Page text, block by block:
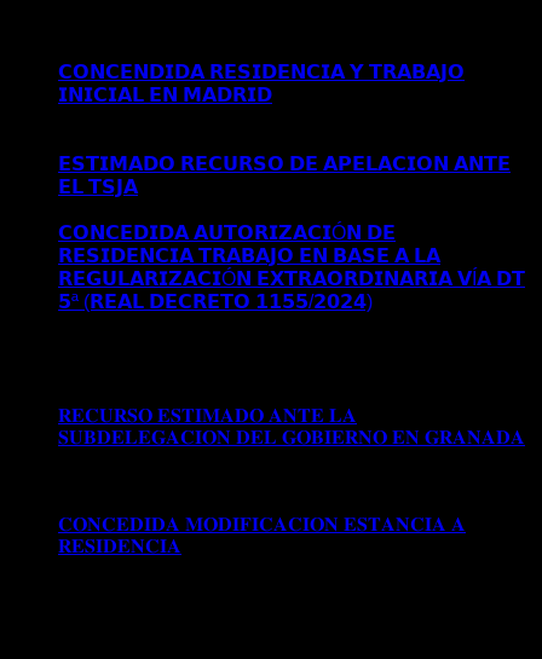
𝗖𝗢𝗡𝗖𝗘𝗡𝗗𝗜𝗗𝗔 𝗥𝗘𝗦𝗜𝗗𝗘𝗡𝗖𝗜𝗔 𝗬 𝗧𝗥𝗔𝗕𝗔𝗝𝗢
𝗜𝗡𝗜𝗖𝗜𝗔𝗟 𝗘𝗡 𝗠𝗔𝗗𝗥𝗜𝗗
𝗘𝗦𝗧𝗜𝗠𝗔𝗗𝗢 𝗥𝗘𝗖𝗨𝗥𝗦𝗢 𝗗𝗘 𝗔𝗣𝗘𝗟𝗔𝗖𝗜𝗢𝗡 𝗔𝗡𝗧𝗘
𝗘𝗟 𝗧𝗦𝗝𝗔
𝗖𝗢𝗡𝗖𝗘𝗗𝗜𝗗𝗔 𝗔𝗨𝗧𝗢𝗥𝗜𝗭𝗔𝗖𝗜Ó𝗡 𝗗𝗘
𝗥𝗘𝗦𝗜𝗗𝗘𝗡𝗖𝗜𝗔 𝗧𝗥𝗔𝗕𝗔𝗝𝗢 𝗘𝗡 𝗕𝗔𝗦𝗘 𝗔 𝗟𝗔
𝗥𝗘𝗚𝗨𝗟𝗔𝗥𝗜𝗭𝗔𝗖𝗜Ó𝗡 𝗘𝗫𝗧𝗥𝗔𝗢𝗥𝗗𝗜𝗡𝗔𝗥𝗜𝗔 𝗩Í𝗔 𝗗𝗧
𝟱ª (𝗥𝗘𝗔𝗟 𝗗𝗘𝗖𝗥𝗘𝗧𝗢 𝟭𝟭𝟱𝟱/𝟮𝟬𝟮𝟰)
𝐑𝐄𝐂𝐔𝐑𝐒𝐎 𝐄𝐒𝐓𝐈𝐌𝐀𝐃𝐎 𝐀𝐍𝐓𝐄 𝐋𝐀
𝐒𝐔𝐁𝐃𝐄𝐋𝐄𝐆𝐀𝐂𝐈𝐎𝐍 𝐃𝐄𝐋 𝐆𝐎𝐁𝐈𝐄𝐑𝐍𝐎 𝐄𝐍 𝐆𝐑𝐀𝐍𝐀𝐃𝐀
𝐂𝐎𝐍𝐂𝐄𝐃𝐈𝐃𝐀 𝐌𝐎𝐃𝐈𝐅𝐈𝐂𝐀𝐂𝐈𝐎𝐍 𝐄𝐒𝐓𝐀𝐍𝐂𝐈𝐀 𝐀
𝐑𝐄𝐒𝐈𝐃𝐄𝐍𝐂𝐈𝐀